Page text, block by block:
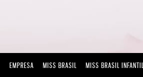
EMPRESA MISS BRASIL MISS BRASIL INFANTIL